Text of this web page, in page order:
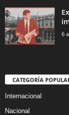
6
CATEGORÍA
Internacional
Nacional